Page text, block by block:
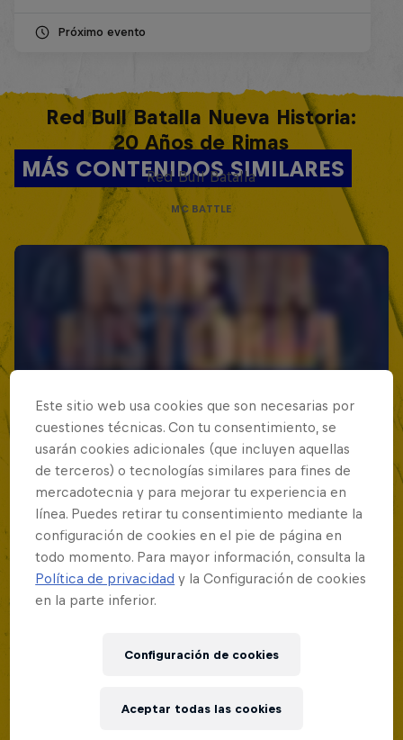
Próximo evento
MÁS CONTENIDOS SIMILARES
Red Bull Batalla Nueva Historia:
20 Años de Rimas
Red Bull Batalla
MC BATTLE
Este sitio web usa cookies que son necesarias por
cuestiones técnicas. Con tu consentimiento, se
usarán cookies adicionales (que incluyen aquellas
de terceros) o tecnologías similares para fines de
mercadotecnia y para mejorar tu experiencia en
línea. Puedes retirar tu consentimiento mediante la
configuración de cookies en el pie de página en
todo momento. Para mayor información, consulta la
Política de privacidad y la Configuración de cookies
en la parte inferior.
Configuración de cookies
Aceptar todas las cookies